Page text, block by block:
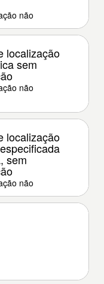
não
localização
sem
não
localização
sem
não